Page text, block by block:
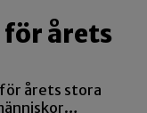
årets
årets stora